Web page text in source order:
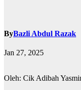
ByBazli Abdul Razak
Jan 27, 2025
Oleh: Cik Adibah